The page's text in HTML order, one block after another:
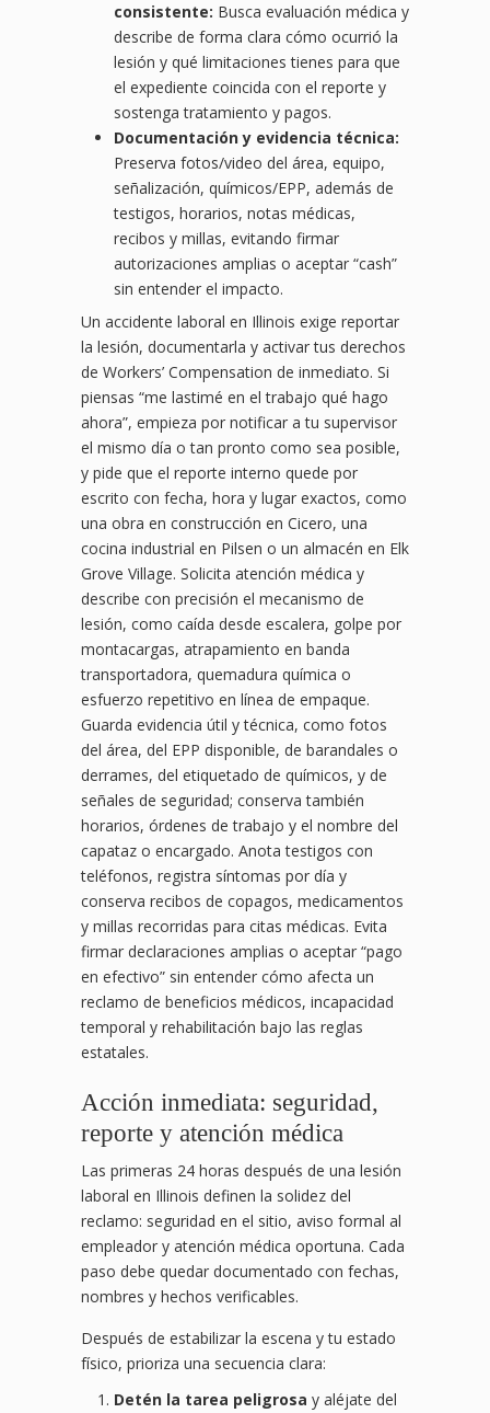
consistente: Busca evaluación médica y
describe de forma clara cómo ocurrió la
lesión y qué limitaciones tienes para que
el expediente coincida con el reporte y
sostenga tratamiento y pagos.
Documentación y evidencia técnica:
Preserva fotos/video del área, equipo,
señalización, químicos/EPP, además de
testigos, horarios, notas médicas,
recibos y millas, evitando firmar
autorizaciones amplias o aceptar “cash”
sin entender el impacto.
Un accidente laboral en Illinois exige reportar
la lesión, documentarla y activar tus derechos
de Workers’ Compensation de inmediato. Si
piensas “me lastimé en el trabajo qué hago
ahora”, empieza por notificar a tu supervisor
el mismo día o tan pronto como sea posible,
y pide que el reporte interno quede por
escrito con fecha, hora y lugar exactos, como
una obra en construcción en Cicero, una
cocina industrial en Pilsen o un almacén en Elk
Grove Village. Solicita atención médica y
describe con precisión el mecanismo de
lesión, como caída desde escalera, golpe por
montacargas, atrapamiento en banda
transportadora, quemadura química o
esfuerzo repetitivo en línea de empaque.
Guarda evidencia útil y técnica, como fotos
del área, del EPP disponible, de barandales o
derrames, del etiquetado de químicos, y de
señales de seguridad; conserva también
horarios, órdenes de trabajo y el nombre del
capataz o encargado. Anota testigos con
teléfonos, registra síntomas por día y
conserva recibos de copagos, medicamentos
y millas recorridas para citas médicas. Evita
firmar declaraciones amplias o aceptar “pago
en efectivo” sin entender cómo afecta un
reclamo de beneficios médicos, incapacidad
temporal y rehabilitación bajo las reglas
estatales.
Acción inmediata: seguridad,
reporte y atención médica
Las primeras 24 horas después de una lesión
laboral en Illinois definen la solidez del
reclamo: seguridad en el sitio, aviso formal al
empleador y atención médica oportuna. Cada
paso debe quedar documentado con fechas,
nombres y hechos verificables.
Después de estabilizar la escena y tu estado
físico, prioriza una secuencia clara:
Detén la tarea peligrosa y aléjate del